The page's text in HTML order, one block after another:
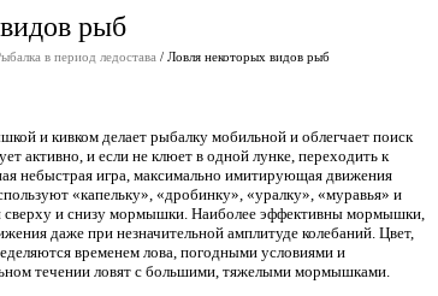
рыб
в период ледостава / Ловля некоторых видов рыб
и кивком делает рыбалку мобильной и облегчает поиск
активно, и если не клюет в одной лунке, переходить к
небыстрая игра, максимально имитирующая движения
«капельку», «дробинку», «уралку», «муравья» и
сверху и снизу мормышки. Наиболее эффективны мормышки,
даже при незначительной амплитуде колебаний. Цвет,
временем лова, погодными условиями и
течении ловят с большими, тяжелыми мормышками.